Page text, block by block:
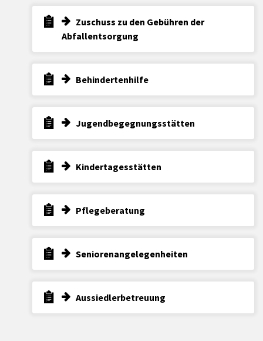
Zuschuss zu den Gebühren der
Abfallentsorgung
Behindertenhilfe
Jugendbegegnungsstätten
Kindertagesstätten
Pflegeberatung
Seniorenangelegenheiten
Aussiedlerbetreuung